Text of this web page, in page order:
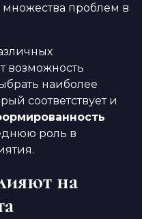
множества проблем в
возможность
наиболее
соответствует и
роль в
на